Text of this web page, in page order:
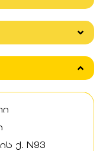
ქ. N93